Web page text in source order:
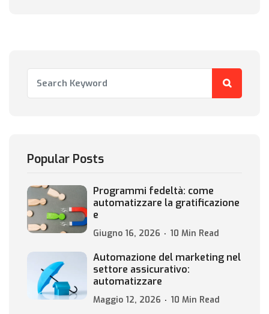
Popular Posts
Programmi fedeltà: come
automatizzare la gratificazione
e
Giugno 16, 2026 10 Min Read
Automazione del marketing nel
settore assicurativo:
automatizzare
Maggio 12, 2026 10 Min Read